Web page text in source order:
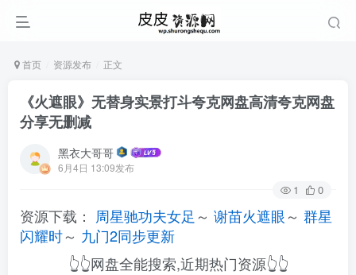
首页 资源发布 正文
《火遮眼》无替身实景打斗夸克网盘高清夸克网盘
分享无删减
黑衣大哥哥
6月4日 13:09发布
1 0
资源下载： 周星驰功夫女足 ～ 谢苗火遮眼～ 群星
闪耀时～ 九门2同步更新
👆👆网盘全能搜索,近期热门资源👆👆